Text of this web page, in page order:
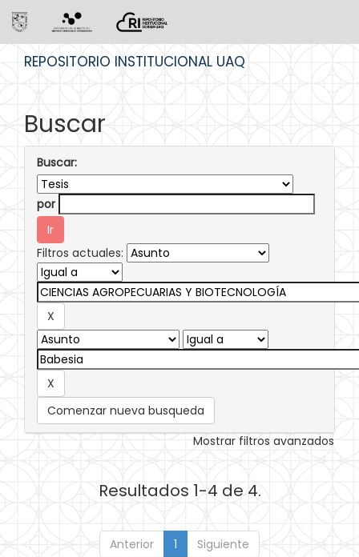
REPOSITORIO INSTITUCIONAL UAQ
Buscar
Buscar:
por
Filtros actuales:
Comenzar nueva busqueda
Mostrar filtros avanzados
Resultados 1-4 de 4.
Anterior 1 Siguiente